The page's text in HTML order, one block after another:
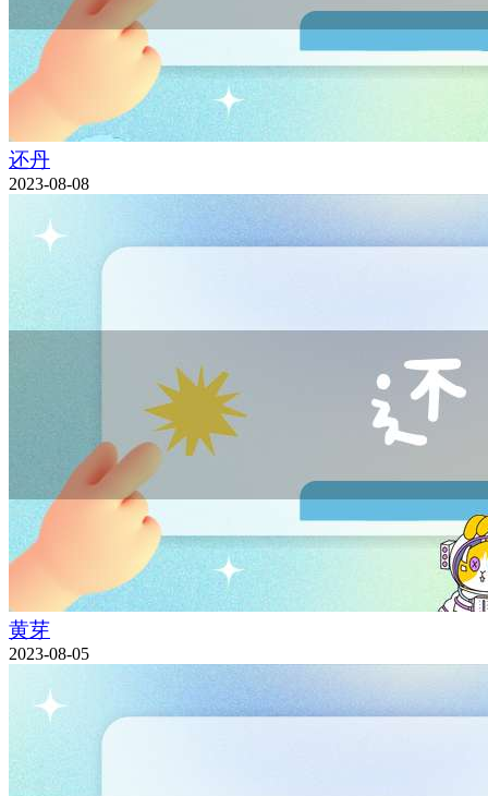
还丹
2023-08-08
黄芽
2023-08-05